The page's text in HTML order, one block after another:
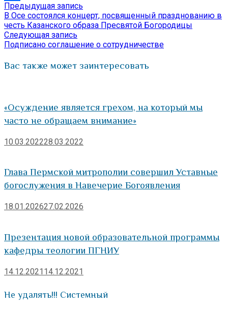
Отправить
Навигация
по
записям
Предыдущая запись
запись:
В Осе состоялся концерт, посвященный празднованию в
честь Казанского образа Пресвятой Богородицы
Следующая запись
запись:
Подписано соглашение о сотрудничестве
Вас также может заинтересовать
«Осуждение является грехом, на который мы
часто не обращаем внимание»
10.03.202228.03.2022
Глава Пермской митрополии совершил Уставные
богослужения в Навечерие Богоявления
18.01.202627.02.2026
Презентация новой образовательной программы
кафедры теологии ПГНИУ
14.12.2021 14.12.2021
Не удалять!!! Системный